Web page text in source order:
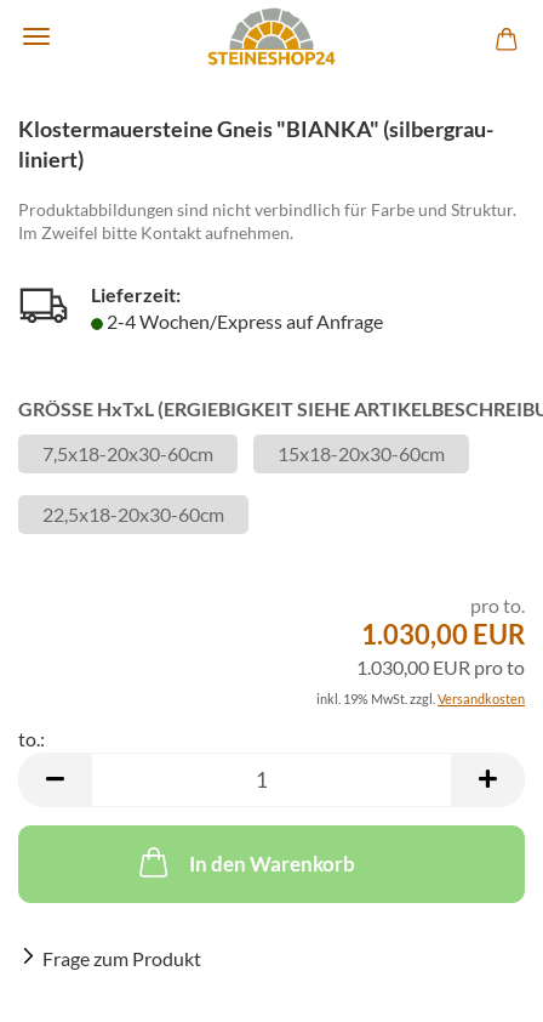
Klostermauersteine Gneis "BIANKA" (silbergrau-
liniert)
Produktabbildungen sind nicht verbindlich für Farbe und Struktur.
Im Zweifel bitte Kontakt aufnehmen.
Lieferzeit:
2-4 Wochen/Express auf Anfrage
GRÖSSE HxTxL (ERGIEBIGKEIT SIEHE
7,5x18-20x30-60cm
15x18-20x30-60cm
22,5x18-20x30-60cm
pro to.
1.030,00 EUR
1.030,00 EUR pro to
inkl. 19% MwSt. zzgl. Versandkosten
to.:
In den Warenkorb
Frage zum Produkt